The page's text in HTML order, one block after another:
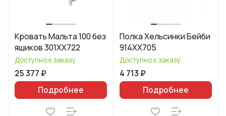
Кровать Мальта 100 без
ящиков 301XX722
Доступно к заказу
25 377 ₽
Подробнее
Полка Хельсинки Бейби
914XX705
Доступно к заказу
4 713 ₽
Подробнее